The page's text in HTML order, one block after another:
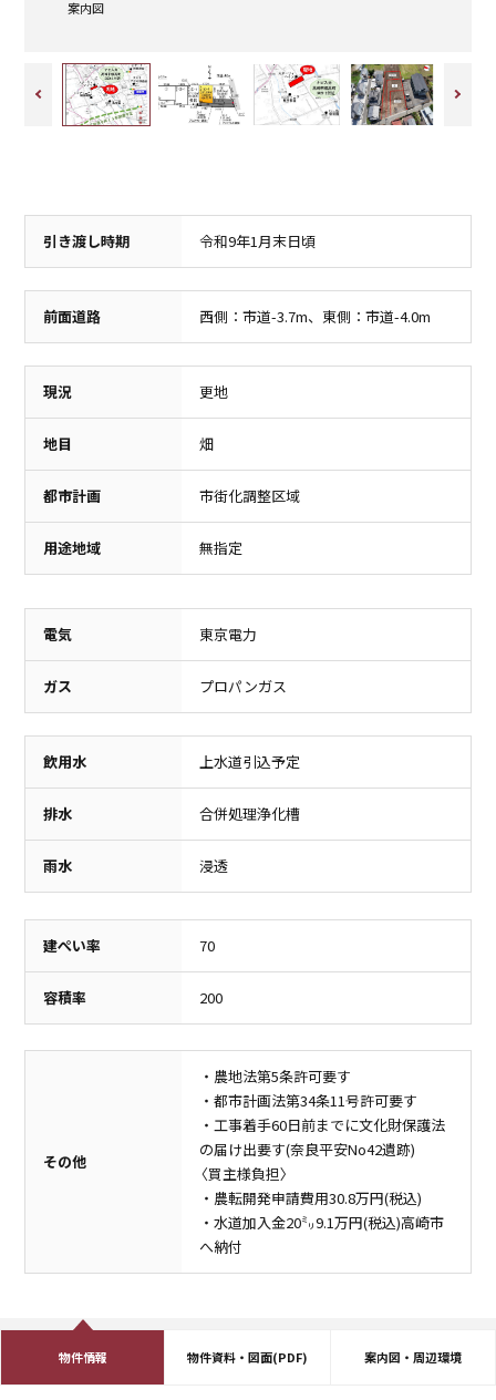
案内図
引き渡し時期 令和9年1月末日頃
前面道路 西側：市道-3.7m、東側：市道-4.0m
現況 更地
地目 畑
都市計画 市街化調整区域
用途地域 無指定
電気 東京電力
ガス プロパンガス
飲用水 上水道引込予定
排水 合併処理浄化槽
雨水 浸透
建ぺい率 70
容積率 200
その他
・農地法第5条許可要す
・都市計画法第34条11号許可要す
・工事着手60日前までに文化財保護法
の届け出要す(奈良平安No42遺跡)
〈買主様負担〉
・農転開発申請費用30.8万円(税込)
・水道加入金20㍉9.1万円(税込)高崎市
へ納付
1,100m（徒歩14分）
高崎市立群馬南中学校
2,000m（徒歩25分）
林クリニック
750m（徒歩10分）
ショッピングセンター
イオンモール高崎
2,100m（徒歩27分）
物件情報 物件資料・図面(PDF) 案内図・周辺環境